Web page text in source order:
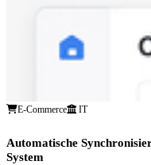
E-Commerce IT
Automatische
System